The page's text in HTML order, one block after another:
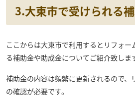
3.大東市で受けられる
ここからは大東市で利用するとリフォー
る補助金や助成金についてご紹介致しま
補助金の内容は頻繁に更新されるので、
の確認が必要です。